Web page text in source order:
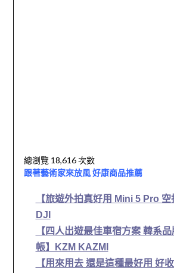
總瀏覽 18,616 次數
跟著藝術家來放風 好康商品推薦
【旅遊外拍真好用 Mini 5 Pro 空
DJI
【四人出遊最佳車宿方案 韓系
帳】KZM KAZMI
【用來用去 還是這種最好用 好